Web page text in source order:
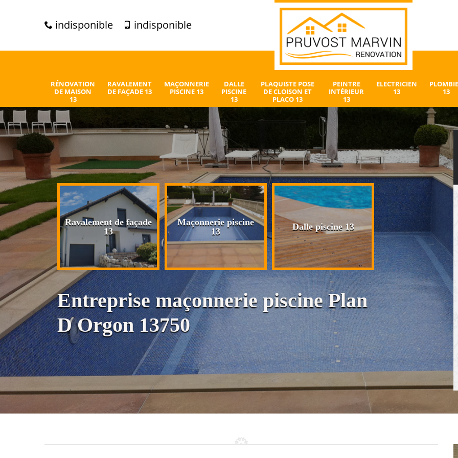
indisponible indisponible
RÉNOVATION
DE MAISON
13
RAVALEMENT
DE FAÇADE 13
MAÇONNERIE
PISCINE 13
DALLE
PISCINE
13
PLAQUISTE POSE
DE CLOISON ET
PLACO 13
PEINTRE
INTÉRIEUR
13
ELECTRICIEN
13
13
de maison
Ravalement de façade
13
Maçonnerie piscine
13
Dalle piscine 13
Plaquiste pose
cloison et placo
Entreprise maçonnerie piscine Plan
D Orgon 13750